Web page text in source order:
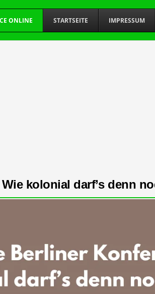
ONLINE STARTSEITE IMPRESSUM
kolonial darf’s denn